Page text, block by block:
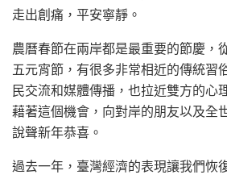
走出創痛，平安寧靜。
農曆春節在兩岸都是最重要的節慶，
五元宵節，有很多非常相近的傳統習
民交流和媒體傳播，也拉近雙方的心
藉著這個機會，向對岸的朋友以及全
說聲新年恭喜。
過去一年，臺灣經濟的表現讓我們恢